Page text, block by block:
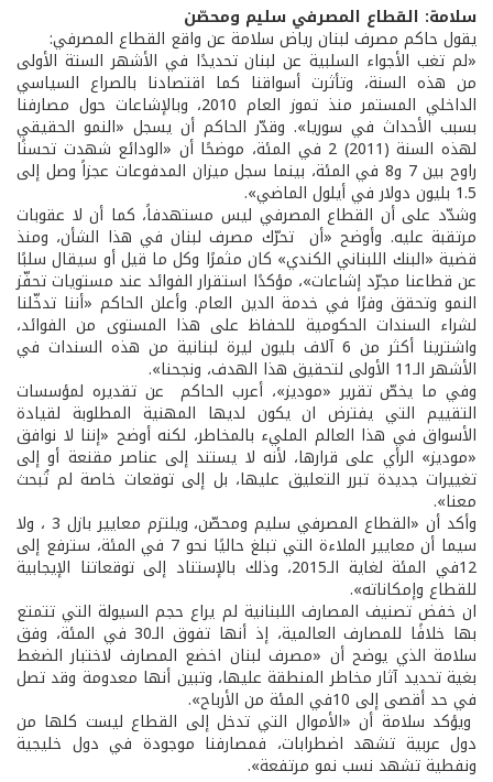
سلامة: القطاع المصرفي سليم ومحصّن
يقول حاكم مصرف لبنان رياض سلامة عن واقع القطاع المصرفي:
«لم تغب الأجواء السلبية عن لبنان تحديدًا في الأشهر الستة الأولى
من هذه السنة، وتأثرت أسواقنا كما اقتصادنا بالصراع السياسي
الداخلي المستمر منذ تموز العام 2010، وبالإشاعات حول مصارفنا
بسبب الأحداث في سوريا». وقدّر الحاكم أن يسجل «النمو الحقيقي
لهذه السنة (2011) 2 في المئة، موضحًا أن «الودائع شهدت تحسنًا
راوح بين 7 و8 في المئة، بينما سجل ميزان المدفوعات عجزاً وصل إلى
1.5 بليون دولار في أيلول الماضي».
وشدّد على أن القطاع المصرفي ليس مستهدفاً، كما أن لا عقوبات
مرتقبة عليه. وأوضح «أن تحرّك مصرف لبنان في هذا الشأن، ومنذ
قضية «البنك اللبناني الكندي» كان مثمرًا وكل ما قيل أو سيقال سلبًا
عن قطاعنا مجرّد إشاعات»، مؤكدًا استقرار الفوائد عند مستويات تحفّز
النمو وتحقق وفرًا في خدمة الدين العام. وأعلن الحاكم «أننا تدخّلنا
لشراء السندات الحكومية للحفاظ على هذا المستوى من الفوائد،
واشترينا أكثر من 6 آلاف بليون ليرة لبنانية من هذه السندات في
الأشهر الـ11 الأولى لتحقيق هذا الهدف، ونجحنا».
وفي ما يخصّ تقرير «موديز»، أعرب الحاكم عن تقديره لمؤسسات
التقييم التي يفترض ان يكون لديها المهنية المطلوبة لقيادة
الأسواق في هذا العالم المليء بالمخاطر، لكنه أوضح «إننا لا نوافق
«موديز» الرأي على قرارها، لأنه لا يستند إلى عناصر مقنعة أو إلى
تغييرات جديدة تبرر التعليق عليها، بل إلى توقعات خاصة لم تُبحث
معنا».
وأكد أن «القطاع المصرفي سليم ومحصّن، ويلتزم معايير بازل 3 ، ولا
سيما أن معايير الملاءة التي تبلغ حاليًا نحو 7 في المئة، سترفع إلى
12في المئة لغاية الـ2015، وذلك بالإستناد إلى توقعاتنا الإيجابية
للقطاع وإمكاناته».
ان خفض تصنيف المصارف اللبنانية لم يراع حجم السيولة التي تتمتع
بها خلافًا للمصارف العالمية، إذ أنها تفوق الـ30 في المئة، وفق
سلامة الذي يوضح أن «مصرف لبنان اخضع المصارف لاختبار الضغط
بغية تحديد آثار مخاطر المنطقة عليها، وتبين أنها معدومة وقد تصل
في حد أقصى إلى 10في المئة من الأرباح».
ويؤكد سلامة أن «الأموال التي تدخل إلى القطاع ليست كلها من
دول عربية تشهد اضطرابات، فمصارفنا موجودة في دول خليجية
ونفطية تشهد نسب نمو مرتفعة».